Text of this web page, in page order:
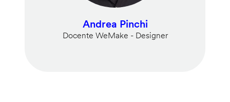
Andrea Pinchi
Docente WeMake - Designer